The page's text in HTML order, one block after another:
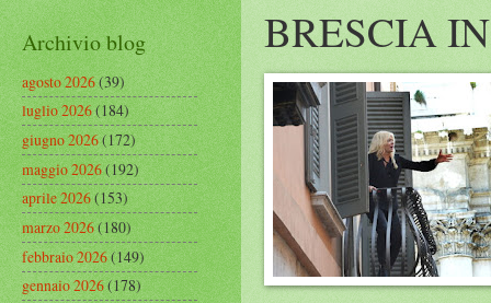
BRESCIA
Archivio blog
agosto 2026(39)
luglio 2026(184)
giugno 2026(172)
maggio 2026(192)
aprile 2026(153)
marzo 2026(180)
febbraio 2026(149)
gennaio 2026(178)